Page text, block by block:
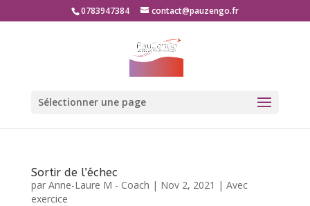
0783947384 contact@pauzengo.fr
Sélectionner une page
Sortir de l’échec
par Anne-Laure M - Coach | Nov 2, 2021 | Avec
exercice